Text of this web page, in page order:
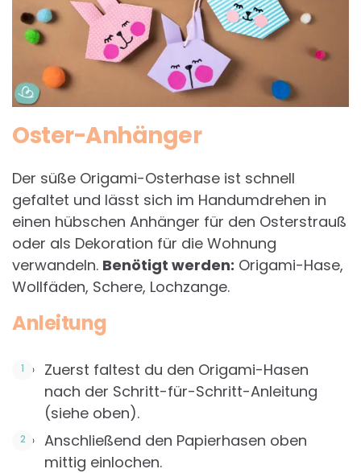
Oster-Anhänger
Der süße Origami-Osterhase ist schnell
gefaltet und lässt sich im Handumdrehen in
einen hübschen Anhänger für den Osterstrauß
oder als Dekoration für die Wohnung
verwandeln. Benötigt werden: Origami-Hase,
Wollfäden, Schere, Lochzange.
Anleitung
Zuerst faltest du den Origami-Hasen
nach der Schritt-für-Schritt-Anleitung
(siehe oben).
Anschließend den Papierhasen oben
mittig einlochen.